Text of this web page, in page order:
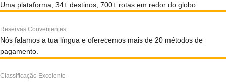
Uma plataforma, 34+ destinos, 700+ rotas em redor do globo.
Reservas Convenientes
Nós falamos a tua língua e oferecemos mais de 20 métodos de
pagamento.
Classificação Excelente